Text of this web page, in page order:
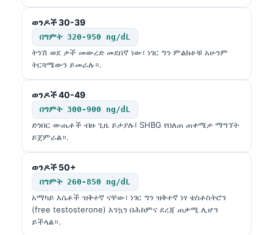
ወንዶች 30-39
በግምት 320-950 ng/dL
ትንሽ ወደ ታች መውረድ መደበኛ ነው፣ ነገር ግን ምልክቶቹ አሁንም
ትርጓሜውን ይመራሉ።.
ወንዶች 40-49
በግምት 300-900 ng/dL
ድንበር ውጤቶች ብዙ ጊዜ ይታያሉ፤ SHBG የበለጠ ጠቀሜታ ማግኘት
ይጀምራል።.
ወንዶች 50+
በግምት 260-850 ng/dL
አማካይ እሴቶች ዝቅተኛ ናቸው፣ ነገር ግን ዝቅተኛ ነፃ ቴስቶስትሮን
(free testosterone) እንኳን በሕክምና ደረጃ ጠቃሚ ሊሆን
ይችላል።.